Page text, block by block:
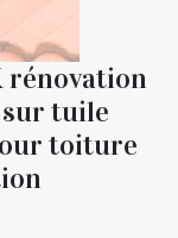
rénovation
tuile
toiture